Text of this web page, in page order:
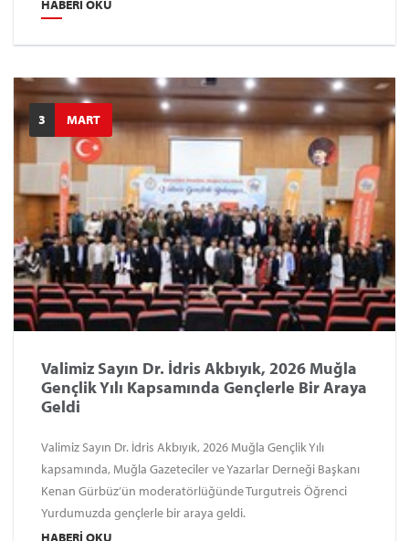
sporlarında bölgenin cazibe merkezlerinden biri haline
getirmeye hazırlanıyor.
HABERI OKU
3 MART
Valimiz Sayın Dr. İdris Akbıyık, 2026 Muğla
Gençlik Yılı Kapsamında Gençlerle Bir Araya
Geldi
Valimiz Sayın Dr. İdris Akbıyık, 2026 Muğla Gençlik Yılı
kapsamında, Muğla Gazeteciler ve Yazarlar Derneği Başkanı
Kenan Gürbüz’ün moderatörlüğünde Turgutreis Öğrenci
Yurdumuzda gençlerle bir araya geldi.